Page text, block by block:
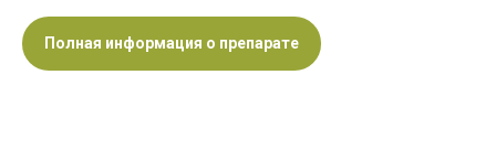
Полная информация о препарате